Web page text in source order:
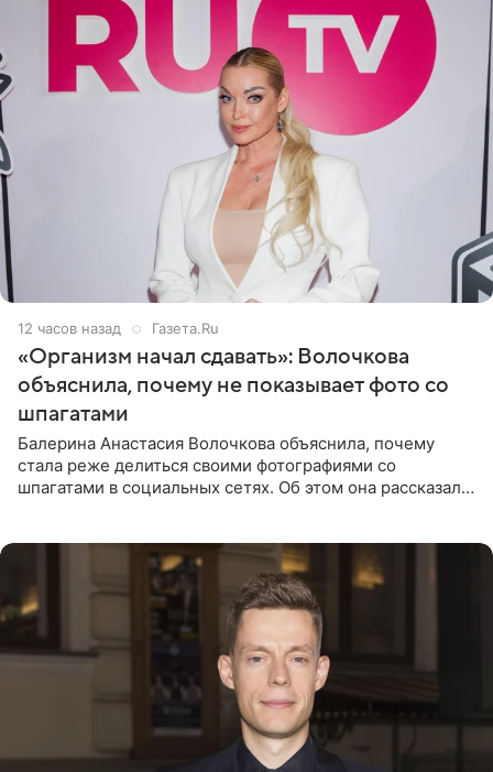
12 часов назад Газета.Ru
«Организм начал сдавать»: Волочкова
объяснила, почему не показывает фото со
шпагатами
Балерина Анастасия Волочкова объяснила, почему
стала реже делиться своими фотографиями со
шпагатами в социальных сетях. Об этом она рассказала